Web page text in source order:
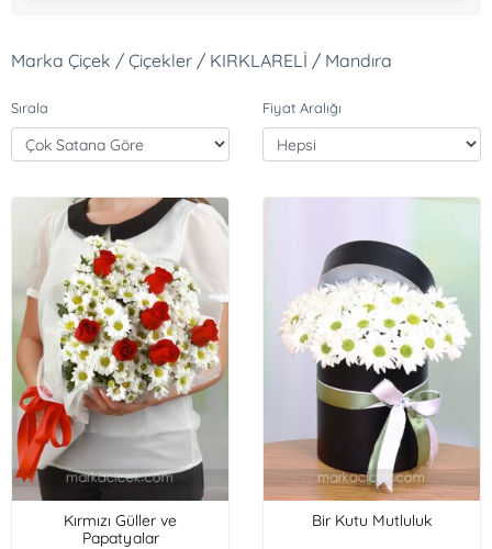
Marka Çiçek / Çiçekler / KIRKLARELİ / Mandıra
Sırala Fiyat Aralığı
Kırmızı Güller ve
Papatyalar
Bir Kutu Mutluluk